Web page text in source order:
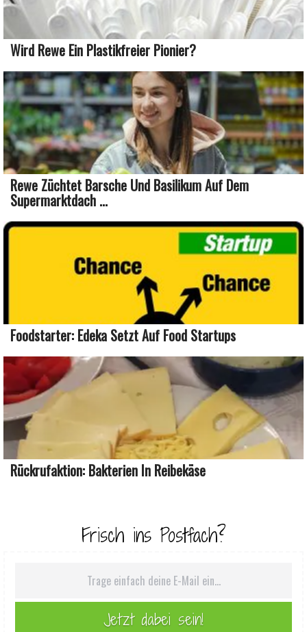
Wird Rewe Ein Plastikfreier Pionier?
Rewe Züchtet Barsche Und Basilikum Auf Dem
Supermarktdach ...
Foodstarter: Edeka Setzt Auf Food Startups
Rückrufaktion: Bakterien In Reibekäse
Frisch ins Postfach?